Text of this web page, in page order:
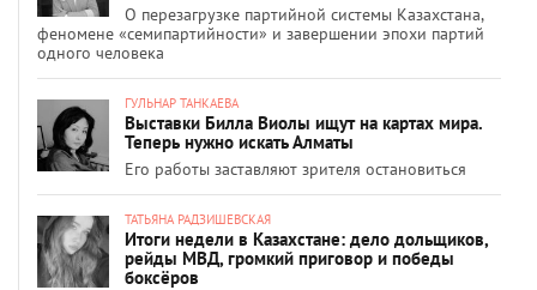
О перезагрузке партийной системы Казахстана,
феномене «семипартийности» и завершении эпохи партий
одного человека
ГУЛЬНАР ТАНКАЕВА
Выставки Билла Виолы ищут на картах мира.
Теперь нужно искать Алматы
Его работы заставляют зрителя остановиться
ТАТЬЯНА РАДЗИШЕВСКАЯ
Итоги недели в Казахстане: дело дольщиков,
рейды МВД, громкий приговор и победы
боксёров